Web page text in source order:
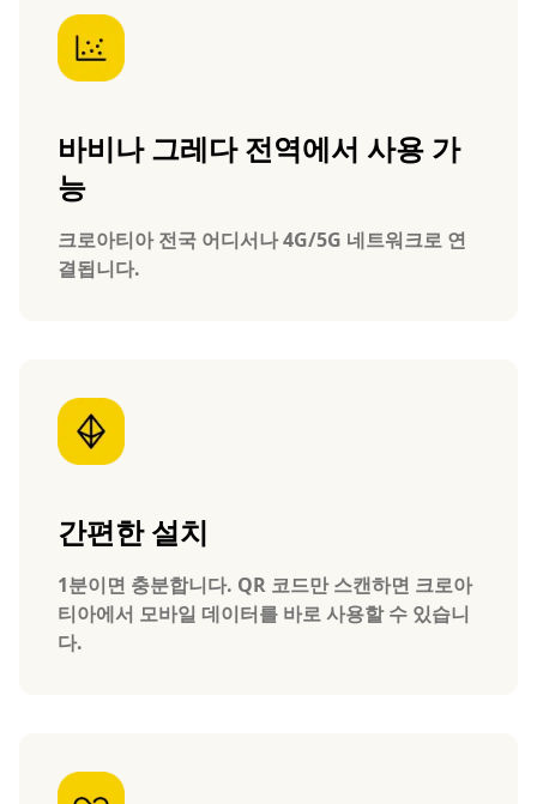
바비나 그레다 전역에서 사용 가
능
크로아티아 전국 어디서나 4G/5G 네트워크로 연
결됩니다.
간편한 설치
1분이면 충분합니다. QR 코드만 스캔하면 크로아
티아에서 모바일 데이터를 바로 사용할 수 있습니
다.